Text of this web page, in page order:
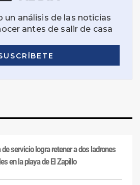
servicio logra retener a dos ladrones
en la playa de El Zapillo